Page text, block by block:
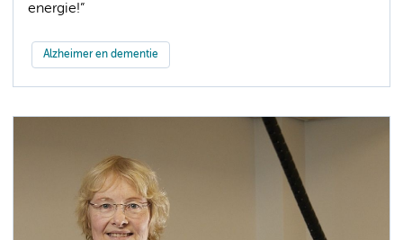
energie!”
Alzheimer en dementie